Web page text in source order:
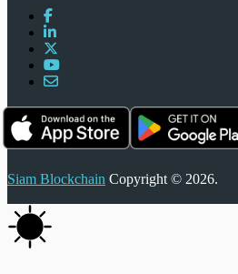
Siam Blockchain Copyright © 2026.